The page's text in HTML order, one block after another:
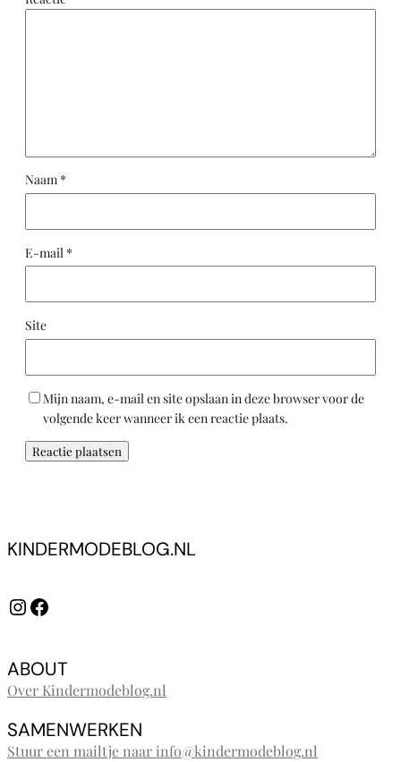
Naam *
E-mail *
Site
Mijn naam, e-mail en site opslaan in deze browser voor de
volgende keer wanneer ik een reactie plaats.
KINDERMODEBLOG.NL
InstagramFacebook
ABOUT
Over Kindermodeblog.nl
SAMENWERKEN
Stuur een mailtje naar info@kindermodeblog.nl